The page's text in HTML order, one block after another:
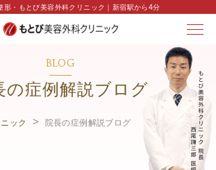
形・もとび美容外科クリニック｜新宿駅から4分
BLOG
の症例解説ブログ
ック 院長の症例解説ブログ